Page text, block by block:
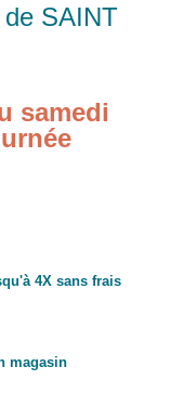
SAINT
samedi
4X sans frais
magasin